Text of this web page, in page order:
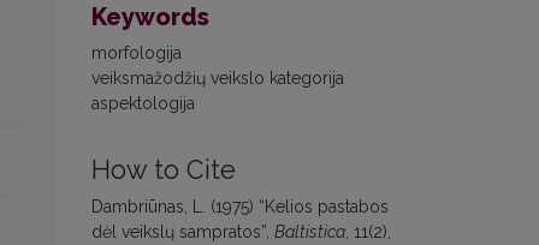
Keywords
morfologija
veiksmažodžių veikslo kategorija
aspektologija
How to Cite
Dambriūnas, L. (1975) “Kelios pastabos
dėl veikslų sampratos”, Baltistica , 11(2),